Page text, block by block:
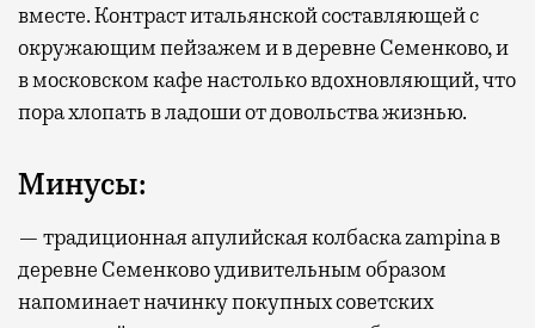
вместе. Контраст итальянской составляющей с
окружающим пейзажем и в деревне Семенково, и
в московском кафе настолько вдохновляющий, что
пора хлопать в ладоши от довольства жизнью.
Минусы:
— традиционная апулийская колбаска zampina в
деревне Семенково удивительным образом
напоминает начинку покупных советских